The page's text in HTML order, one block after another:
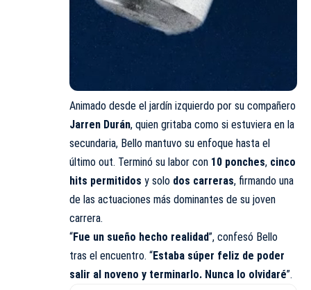
Animado desde el jardín izquierdo por su compañero
Jarren Durán, quien gritaba como si estuviera en la
secundaria, Bello mantuvo su enfoque hasta el
último out. Terminó su labor con 10 ponches, cinco
hits permitidos y solo dos carreras, firmando una
de las actuaciones más dominantes de su joven
carrera.
“Fue un sueño hecho realidad”, confesó Bello
tras el encuentro. “Estaba súper feliz de poder
salir al noveno y terminarlo. Nunca lo olvidaré”.